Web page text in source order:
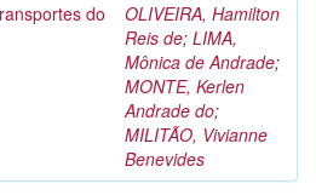
do
OLIVEIRA, Hamilton
Reis de; LIMA,
Mônica de Andrade;
MONTE, Kerlen
Andrade do;
MILITÃO, Vivianne
Benevides